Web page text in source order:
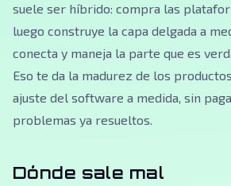
suele ser híbrido: compra las
luego construye la capa delgada a
conecta y maneja la parte que es
Eso te da la madurez de los
ajuste del software a medida, sin
problemas ya resueltos.
Dónde sale mal